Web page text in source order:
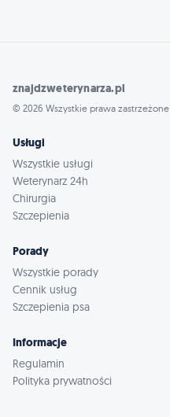
znajdzweterynarza.pl
© 2026 Wszystkie prawa zastrzeżone
Usługi
Wszystkie usługi
Weterynarz 24h
Chirurgia
Szczepienia
Porady
Wszystkie porady
Cennik usług
Szczepienia psa
Informacje
Regulamin
Polityka prywatności